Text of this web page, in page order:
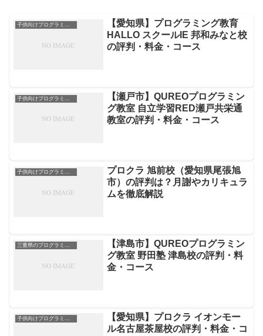
子供向けプログラミングスクール
【愛知県】プログラミング教育
HALLO スクールIE 邦和みなと校
の評判・料金・コース
【瀬戸市】QUREOプログラミン
グ教室 自立学習RED瀬戸共栄通
教室の評判・料金・コース
プロクラ 旭前校（愛知県尾張旭
市）の評判は？月謝やカリキュラ
ムを徹底解説
三重県のプログラミングスクール
【津島市】QUREOプログラミン
グ教室 野田塾 津島校の評判・料
金・コース
子供向けプログラミングスクール
【愛知県】プロクラ イオンモー
ル名古屋茶屋校の評判・料金・コ